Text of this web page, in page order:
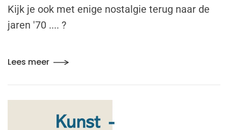
Kijk je ook met enige nostalgie terug naar de
jaren '70 .... ?
Lees meer